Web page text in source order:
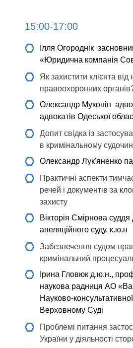
15:00-17:00
Ілля Огороднік
«Юридична компанія
Як захистити клієнта від
правоохоронних
Олександр Муконін
адвокатів Одеської
Допит свідка із
в кримінальному
Олександр Лук'яненко
Практичні аспекти
речей і документів за
захисту
Вікторія Смірнова суддя
апеляційного суду, к.ю.н
Забезпечення судом
кримінальний
Ірина Гловюк д.ю.н.,
наукова радниця АО
Науково-
Верховному Суді
Проблемі питання
України у діяльності